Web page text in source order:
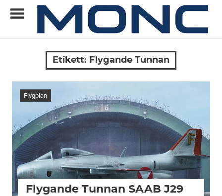
Allt
om
ny
teknik
Etikett: Flygande Tunnan
Flygplan
Flygande Tunnan SAAB J29